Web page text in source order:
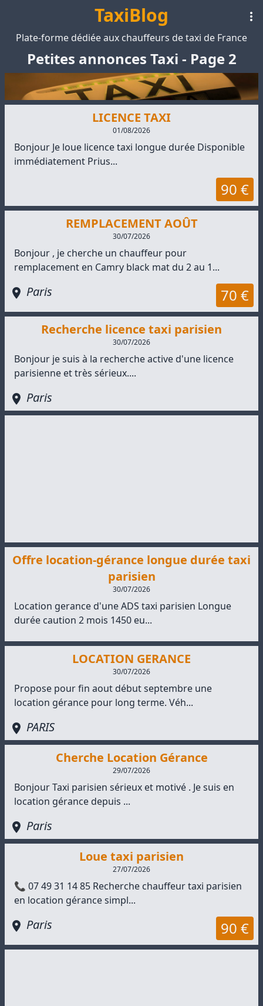
TaxiBlog
Plate-forme dédiée aux chauffeurs de taxi de France
Petites annonces Taxi - Page 2
LICENCE TAXI
01/08/2026
Bonjour Je loue licence taxi longue durée Disponible
immédiatement Prius...
90 €
REMPLACEMENT AOÛT
30/07/2026
Bonjour , je cherche un chauffeur pour
remplacement en Camry black mat du 2 au 1...
Paris 70 €
Recherche licence taxi parisien
30/07/2026
Bonjour je suis à la recherche active d'une licence
parisienne et très sérieux....
Paris
Offre location-gérance longue durée taxi
parisien
30/07/2026
Location gerance d'une ADS taxi parisien Longue
durée caution 2 mois 1450 eu...
LOCATION GERANCE
30/07/2026
Propose pour fin aout début septembre une
location gérance pour long terme. Véh...
PARIS
Cherche Location Gérance
29/07/2026
Bonjour Taxi parisien sérieux et motivé . Je suis en
location gérance depuis ...
Paris
Loue taxi parisien
27/07/2026
📞 07 49 31 14 85 Recherche chauffeur taxi parisien
en location gérance simpl...
Paris 90 €